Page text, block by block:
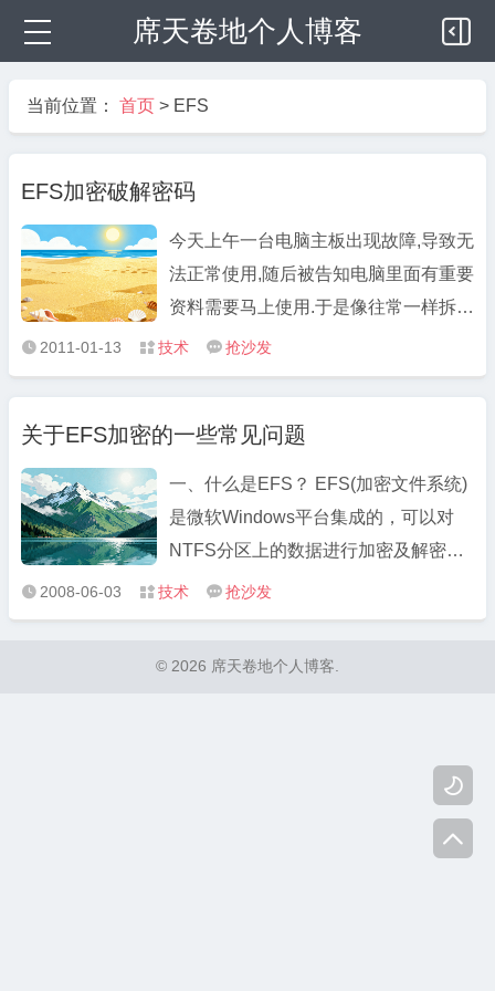
席天卷地个人博客


当前位置： 首页 > EFS
EFS加密破解密码
今天上午一台电脑主板出现故障,导致无
法正常使用,随后被告知电脑里面有重要
资料需要马上使用.于是像往常一样拆下
来硬盘挂到另外一台电脑,开机之后才发
现这块硬盘所有分区都使用了EFS加密,
说把分区GHOST,然后用Ghostexp能够
正常读取,测试之后失败.又 ...
 2011-01-13  技术  抢沙发
关于EFS加密的一些常见问题
一、什么是EFS？ EFS(加密文件系统)
是微软Windows平台集成的，可以对
NTFS分区上的数据进行加密及解密的
协议。用户使用EFS可以有效的保证数
据存储的安全性，可以让数据不被未知
 2008-06-03  技术  抢沙发
© 2026 席天卷地个人博客.